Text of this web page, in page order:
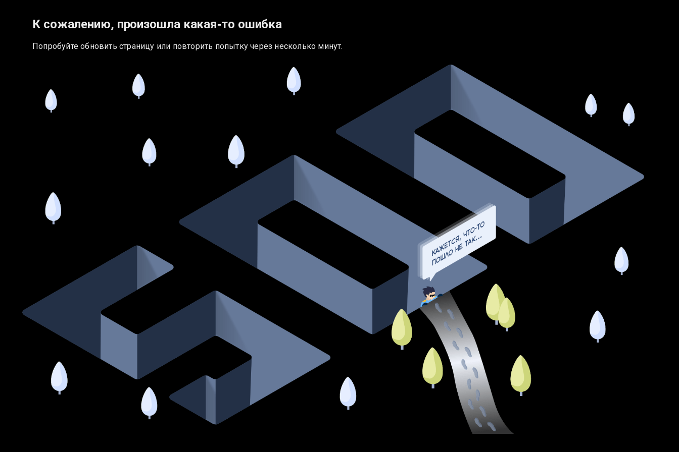
К сожалению, произошла какая‑то ошибка
Попробуйте обновить страницу или повторить попытку через несколько минут.